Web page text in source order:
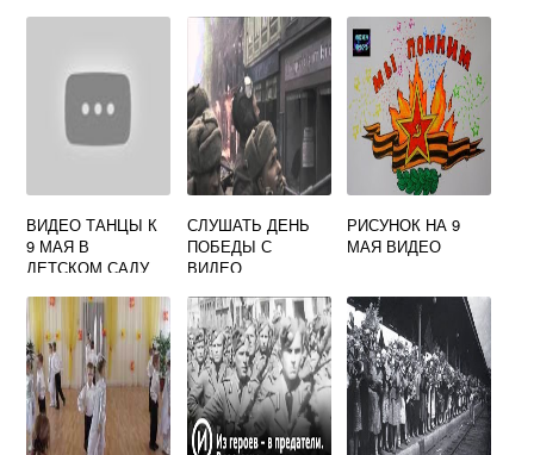
ВИДЕО ТАНЦЫ К
9 МАЯ В
ДЕТСКОМ САДУ
СЛУШАТЬ ДЕНЬ
ПОБЕДЫ С
ВИДЕО
РИСУНОК НА 9
МАЯ ВИДЕО